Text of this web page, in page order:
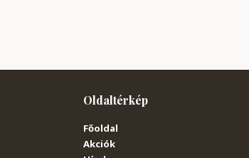
Oldaltérkép
Főoldal
Akciók